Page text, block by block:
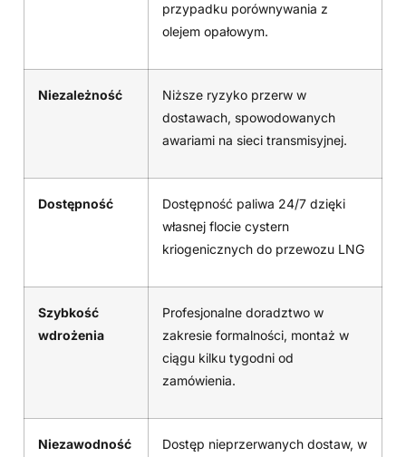
przypadku porównywania z
olejem opałowym.
Niezależność
Niższe ryzyko przerw w
dostawach, spowodowanych
awariami na sieci transmisyjnej.
Dostępność
Dostępność paliwa 24/7 dzięki
własnej flocie cystern
kriogenicznych do przewozu LNG
Szybkość
wdrożenia
Profesjonalne doradztwo w
zakresie formalności, montaż w
ciągu kilku tygodni od
zamówienia.
Niezawodność
Dostęp nieprzerwanych dostaw, w